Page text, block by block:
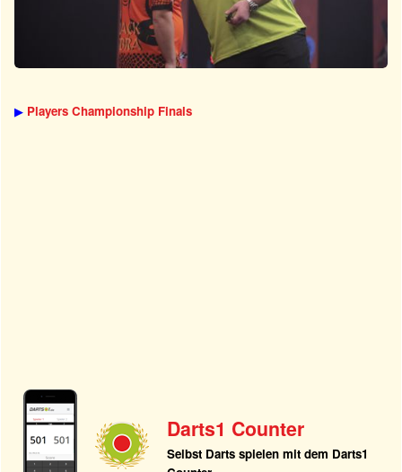
▶ Players Championship Finals
Darts1 Counter
Selbst Darts spielen mit dem Darts1